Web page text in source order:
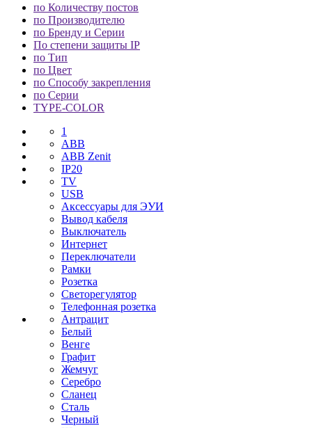
по Количеству постов
по Производителю
по Бренду и Серии
По степени защиты IP
по Тип
по Цвет
по Способу закрепления
по Серии
TYPE-COLOR
1
ABB
ABB Zenit
IP20
TV
USB
Аксессуары для ЭУИ
Вывод кабеля
Выключатель
Интернет
Переключатели
Рамки
Розетка
Светорегулятор
Телефонная розетка
Антрацит
Белый
Венге
Графит
Жемчуг
Серебро
Сланец
Сталь
Черный